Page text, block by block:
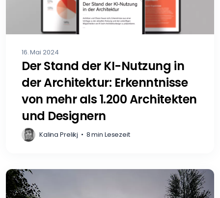
16. Mai 2024
Der Stand der KI-Nutzung in
der Architektur: Erkenntnisse
von mehr als 1.200 Architekten
und Designern
Kalina Prelikj • 8 min Lesezeit